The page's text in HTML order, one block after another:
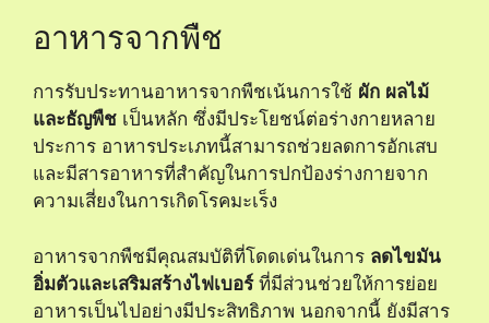
อาหารจากพืช
การรับประทานอาหารจากพืชเน้นการใช้ ผัก ผลไม้
และธัญพืช เป็นหลัก ซึ่งมีประโยชน์ต่อร่างกายหลาย
ประการ อาหารประเภทนี้สามารถช่วยลดการอักเสบ
และมีสารอาหารที่สำคัญในการปกป้องร่างกายจาก
ความเสี่ยงในการเกิดโรคมะเร็ง
อาหารจากพืชมีคุณสมบัติที่โดดเด่นในการ ลดไขมัน
อิ่มตัวและเสริมสร้างไฟเบอร์ที่มีส่วนช่วยให้การย่อย
อาหารเป็นไปอย่างมีประสิทธิภาพ นอกจากนี้ ยังมีสาร